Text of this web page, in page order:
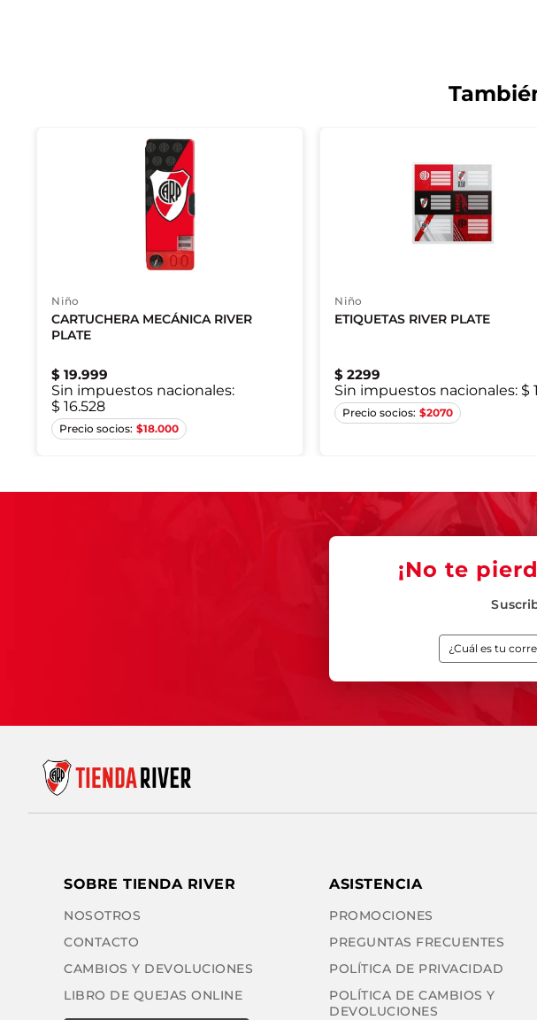
Niño
CARTUCHERA MECÁNICA RIVER
PLATE
$ 19.999
Sin impuestos nacionales:
$ 16.528
$18.000
Niño
ETIQUETAS RIVER PLATE
$ 2299
Sin impuestos nacionales: $
$2070
Único
¡No te
SOBRE TIENDA RIVER
NOSOTROS
CONTACTO
CAMBIOS Y DEVOLUCIONES
LIBRO DE QUEJAS ONLINE
ASISTENCIA
PROMOCIONES
PREGUNTAS FRECUENTES
POLÍTICA DE PRIVACIDAD
POLÍTICA DE CAMBIOS Y
DEVOLUCIONES